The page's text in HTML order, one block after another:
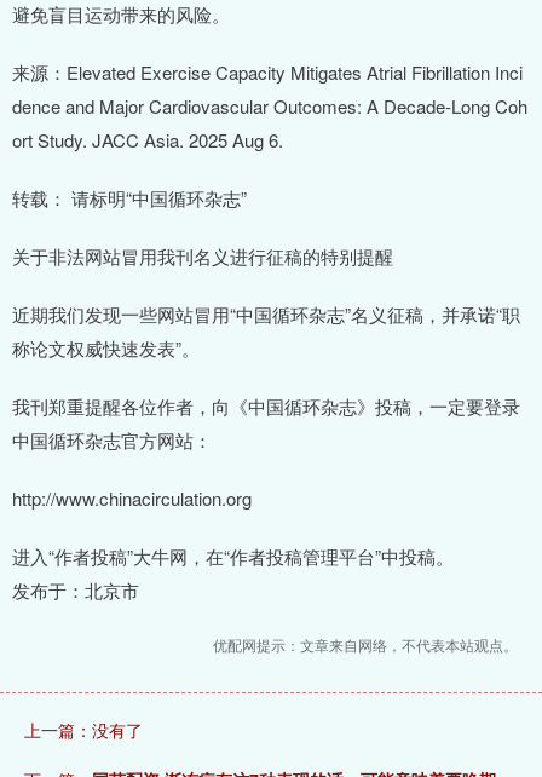
避免盲目运动带来的风险。
来源：Elevated Exercise Capacity Mitigates Atrial Fibrillation Inci
dence and Major Cardiovascular Outcomes: A Decade-Long Coh
ort Study. JACC Asia. 2025 Aug 6.
转载： 请标明“中国循环杂志”
关于非法网站冒用我刊名义进行征稿的特别提醒
近期我们发现一些网站冒用“中国循环杂志”名义征稿，并承诺“职
称论文权威快速发表”。
我刊郑重提醒各位作者，向《中国循环杂志》投稿，一定要登录
中国循环杂志官方网站：
http://www.chinacirculation.org
进入“作者投稿”大牛网，在“作者投稿管理平台”中投稿。
发布于：北京市
优配网提示：文章来自网络，不代表本站观点。
上一篇：没有了